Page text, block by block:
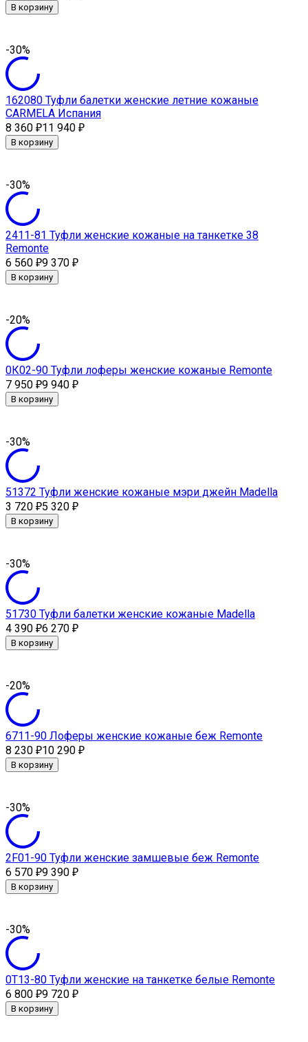
В корзину
-30%
162080 Туфли балетки женские летние кожаные
CARMELA Испания
8 360 ₽11 940 ₽
В корзину
-30%
2411-81 Туфли женские кожаные на танкетке 38
Remonte
6 560 ₽9 370 ₽
В корзину
-20%
0К02-90 Туфли лоферы женские кожаные Remonte
7 950 ₽9 940 ₽
В корзину
-30%
51372 Туфли женские кожаные мэри джейн Madella
3 720 ₽5 320 ₽
В корзину
-30%
51730 Туфли балетки женские кожаные Madella
4 390 ₽6 270 ₽
В корзину
-20%
6711-90 Лоферы женские кожаные беж Remonte
8 230 ₽10 290 ₽
В корзину
-30%
2F01-90 Туфли женские замшевые беж Remonte
6 570 ₽9 390 ₽
В корзину
-30%
0Т13-80 Туфли женские на танкетке белые Remonte
6 800 ₽9 720 ₽
В корзину